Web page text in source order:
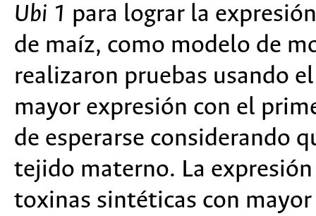
Ubi 1 para lograr la
de maíz, como modelo de
realizaron pruebas usando
mayor expresión con el
de esperarse considerando
tejido materno. La
toxinas sintéticas con